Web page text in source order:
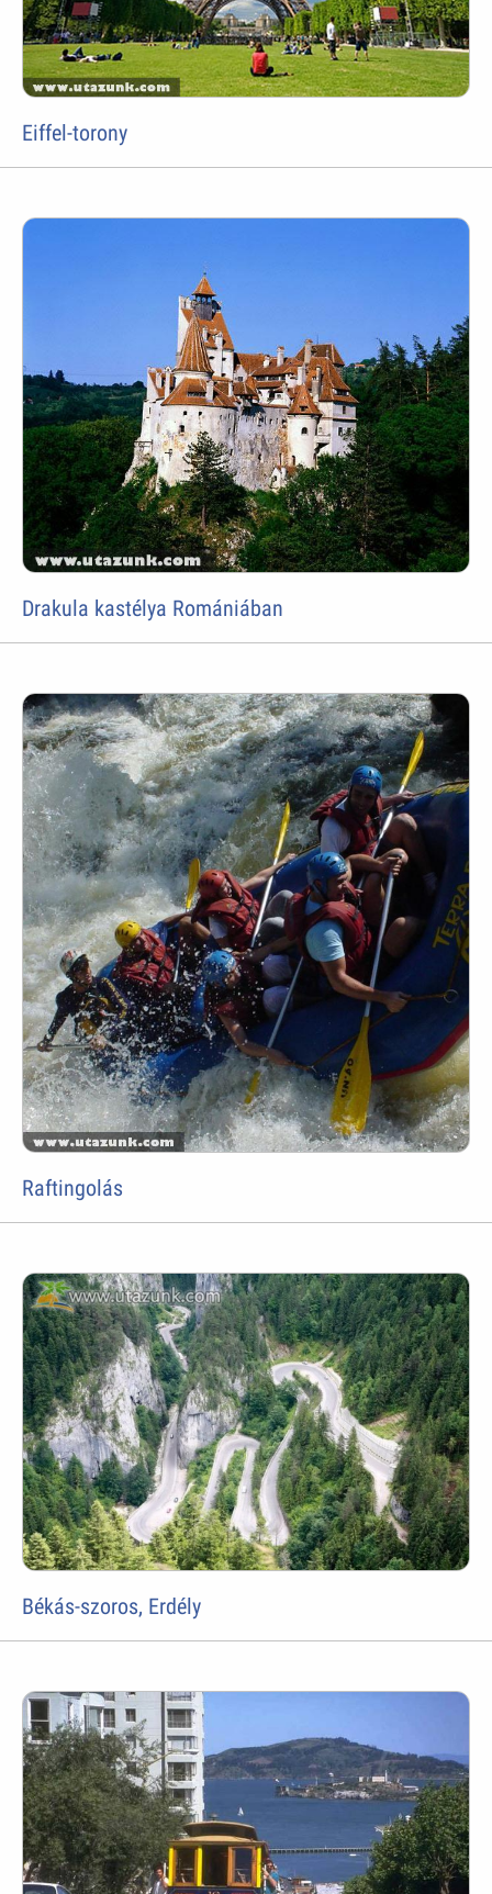
Eiffel-torony
Drakula kastélya Romániában
Raftingolás
Békás-szoros, Erdély